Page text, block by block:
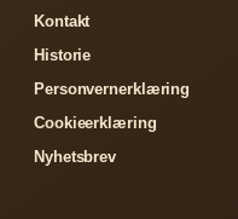
Kontakt
Historie
Personvernerklæring
Cookieerklæring
Nyhetsbrev